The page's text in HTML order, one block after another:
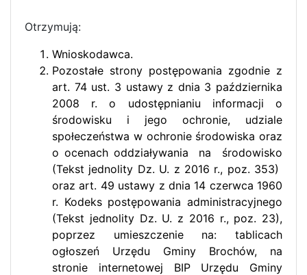
Otrzymują:
Wnioskodawca.
Pozostałe strony postępowania zgodnie z
art. 74 ust. 3 ustawy z dnia 3 października
2008 r. o udostępnianiu informacji o
środowisku i jego ochronie, udziale
społeczeństwa w ochronie środowiska oraz
o ocenach oddziaływania na środowisko
(Tekst jednolity Dz. U. z 2016 r., poz. 353)
oraz art. 49 ustawy z dnia 14 czerwca 1960
r. Kodeks postępowania administracyjnego
(Tekst jednolity Dz. U. z 2016 r., poz. 23),
poprzez umieszczenie na: tablicach
ogłoszeń Urzędu Gminy Brochów, na
stronie internetowej BIP Urzędu Gminy